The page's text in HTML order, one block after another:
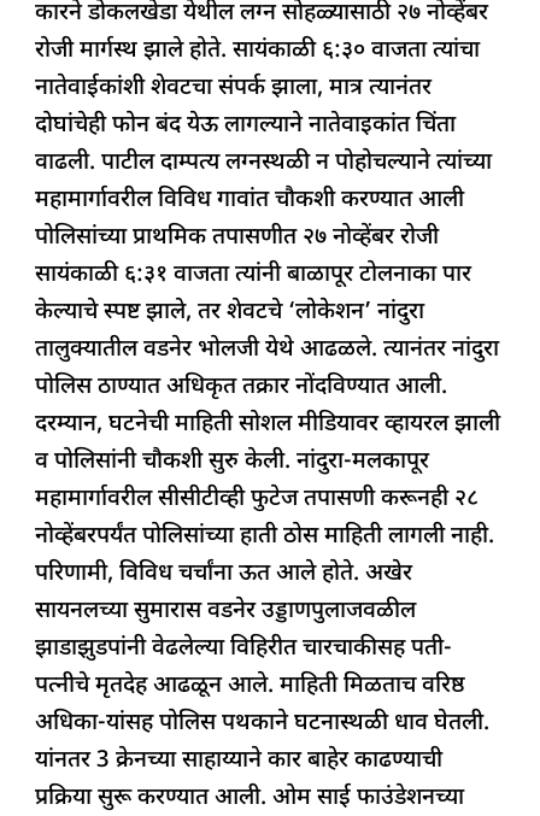
कारने डोकलखेडा येथील लग्न सोहळ्यासाठी २७ नोव्हेंबर
रोजी मार्गस्थ झाले होते. सायंकाळी ६:३० वाजता त्यांचा
नातेवाईकांशी शेवटचा संपर्क झाला, मात्र त्यानंतर
दोघांचेही फोन बंद येऊ लागल्याने नातेवाइकांत चिंता
वाढली. पाटील दाम्पत्य लग्नस्थळी न पोहोचल्याने त्यांच्या
महामार्गावरील विविध गावांत चौकशी करण्यात आली
पोलिसांच्या प्राथमिक तपासणीत २७ नोव्हेंबर रोजी
सायंकाळी ६:३१ वाजता त्यांनी बाळापूर टोलनाका पार
केल्याचे स्पष्ट झाले, तर शेवटचे ‘लोकेशन’ नांदुरा
तालुक्यातील वडनेर भोलजी येथे आढळले. त्यानंतर नांदुरा
पोलिस ठाण्यात अधिकृत तक्रार नोंदविण्यात आली.
दरम्यान, घटनेची माहिती सोशल मीडियावर व्हायरल झाली
व पोलिसांनी चौकशी सुरु केली. नांदुरा-मलकापूर
महामार्गावरील सीसीटीव्ही फुटेज तपासणी करूनही २८
नोव्हेंबरपर्यंत पोलिसांच्या हाती ठोस माहिती लागली नाही.
परिणामी, विविध चर्चांना ऊत आले होते. अखेर
सायनलच्या सुमारास वडनेर उड्डाणपुलाजवळील
झाडाझुडपांनी वेढलेल्या विहिरीत चारचाकीसह पती-
पत्नीचे मृतदेह आढळून आले. माहिती मिळताच वरिष्ठ
अधिका-यांसह पोलिस पथकाने घटनास्थळी धाव घेतली.
यांनतर 3 क्रेनच्या साहाय्याने कार बाहेर काढण्याची
प्रक्रिया सुरू करण्यात आली. ओम साई फाउंडेशनच्या